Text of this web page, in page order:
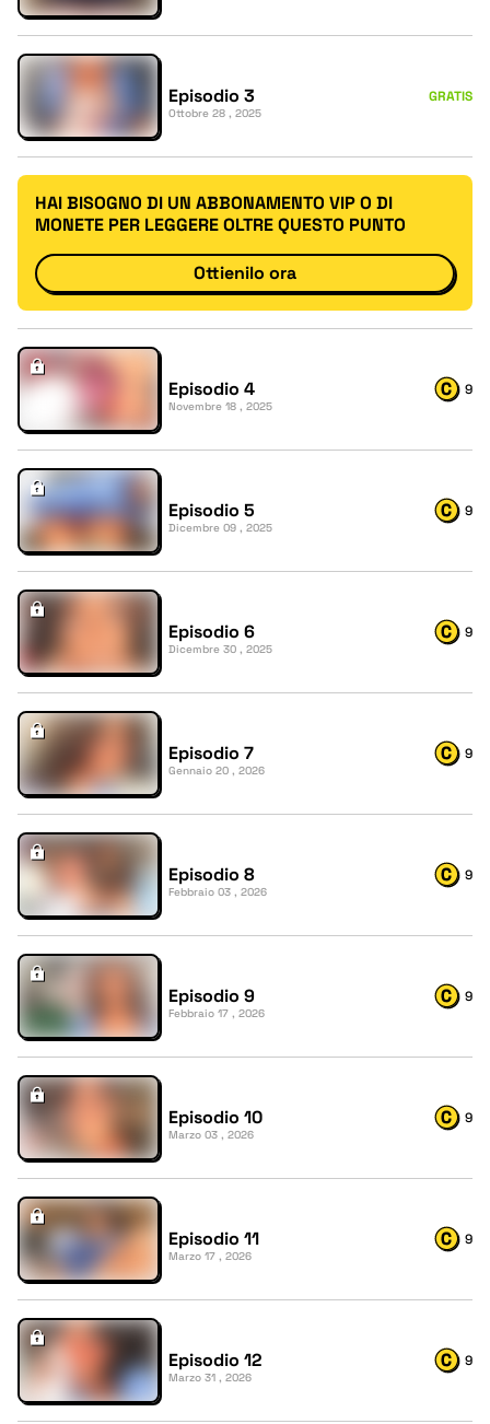
Episodio 3
Ottobre 28 , 2025
GRATIS
HAI BISOGNO DI UN ABBONAMENTO VIP O DI
MONETE PER LEGGERE OLTRE QUESTO PUNTO
Ottienilo ora
Episodio 4
Novembre 18 , 2025
9
Episodio 5
Dicembre 09 , 2025
9
Episodio 6
Dicembre 30 , 2025
9
Episodio 7
Gennaio 20 , 2026
9
Episodio 8
Febbraio 03 , 2026
9
Episodio 9
Febbraio 17 , 2026
9
Episodio 10
Marzo 03 , 2026
9
Episodio 11
Marzo 17 , 2026
9
Episodio 12
Marzo 31 , 2026
9